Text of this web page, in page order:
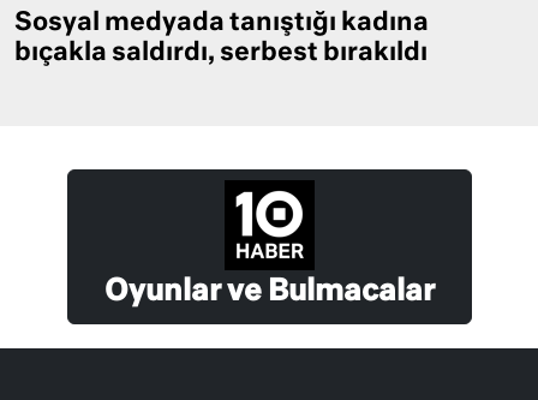
Sosyal medyada tanıştığı kadına
bıçakla saldırdı, serbest bırakıldı
Oyunlar ve Bulmacalar